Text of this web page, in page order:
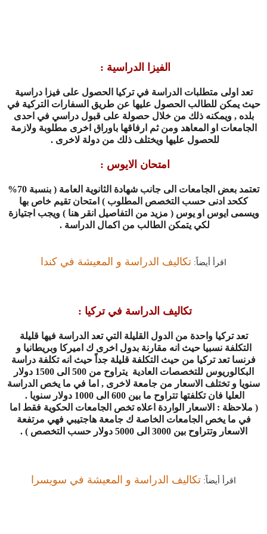
الفيزا الدراسية :
تعد اولى متطلبات الدراسة في تركيا الحصول على فيزا دراسية
حيث يمكن للطالب الحصول عليها عن طريق السفارات التركية في
بلده , ويمكنه ذلك من خلال حصولة على قبول دراسي في احدى
الجامعات او المعاهد ومن ثم ارفاقها باوراق اخرى مطلوبة ولازمة
للحصول عليها ويختلف ذلك من دولة لاخرى .
امتحان الايوس :
تعتمد بعض الجامعات الى جانب شهادة الثانوية العامة ( بنسبة 70%
ككحد ادنى حسب التخصص المطلوب ) امتحان تقيم خاص بها
ويسمى ايوس او يوس ( مزيد من التفاصيل انقر هنا ) ويجب اجتيازة
لكي يتمكن الطالب من اكمال الدراسة .
اقرأ أيضاً: تكاليف الدراسة و المعيشة في كندا
تكاليف الدراسة في تركيا :
تعد تركيا واحدة من الدول القليلة التي تعد الدراسة فيها قليلة
التكلفة نسبيا حيث انه مقارنة بدول اخرى ك اميركا وبريطانيا و
فرنسا تعد تركيا من حيث التكلفة قليلة جداً حيث انه تكلفة دراسة
البكالوريوس للتخصصات العادية يتراوح من 500 الى 1500 دولار
سنويا و تختلف الاسعار من جامعة لاخرى , اما في ما يخص الدراسة
العليا فان تكلفتها تتراوح ما بين 600 الى 1000 دولار سنويا
.
( ملاحظة : الاسعار الواردة اعلاه تخص الجامعات الحكوية فقط اما
في ما يخص الجامعات الخاصة ك جامعة هاجتيبي فهي مرتفعة
الاسعار وتتراوح بين 3000 الى 5000 دولار حسب التخصص
) .
اقرأ أيضاً: تكاليف الدراسة و المعيشة في سويسرا